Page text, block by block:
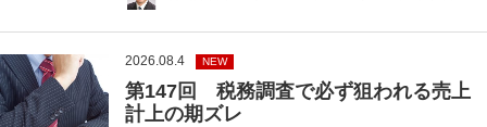
2026.08.4 NEW
第147回 税務調査で必ず狙われる売上
計上の期ズレ